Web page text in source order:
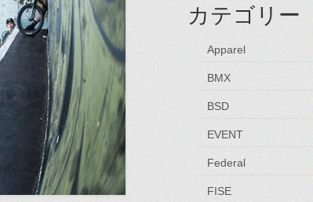
カテゴリー
Apparel
BMX
BSD
EVENT
Federal
FISE